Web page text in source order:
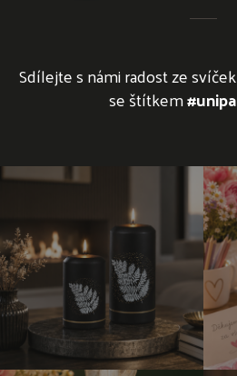
Sdílejte s námi radost ze
se štítkem